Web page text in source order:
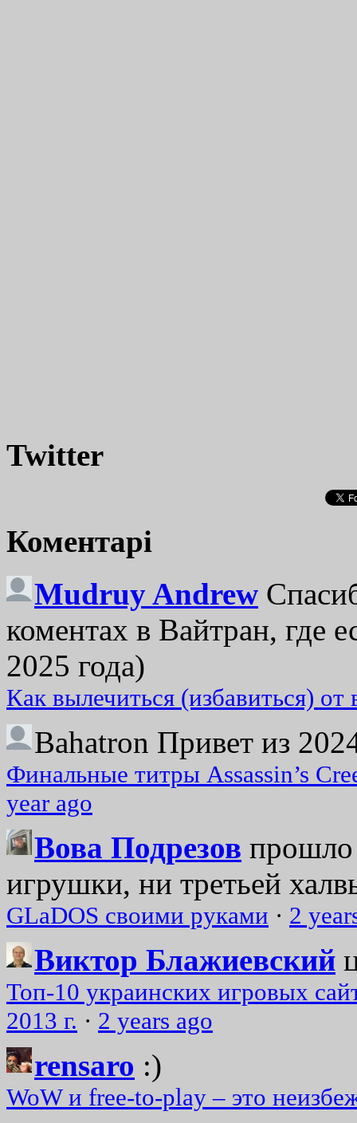
Twitter
Коментарі
Mudruy Andrew
коментах в Вайтран, где
2025 года)
Как вылечиться (избавиться)
Bahatron Привет из
Финальные титры Assassin’s
year ago
Вова Подрезов прошло
игрушки, ни третьей
GLaDOS своими руками · 2
Виктор Блажиевский
Топ-10 украинских игровых
2013 г. · 2 years ago
rensaro :)
WoW и free-to-play – это